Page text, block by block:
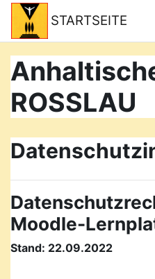
Zum Hauptinhalt
STARTSEITE
ROSSLAU
Moodle-
Stand: 22.09.2022